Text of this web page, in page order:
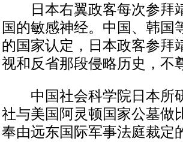
日本右翼政客每次参拜
国的敏感神经。中国、韩国
的国家认定，日本政客参拜
视和反省那段侵略历史，不
中国社会科学院日本所
社与美国阿灵顿国家公墓做
奉由远东国际军事法庭裁定